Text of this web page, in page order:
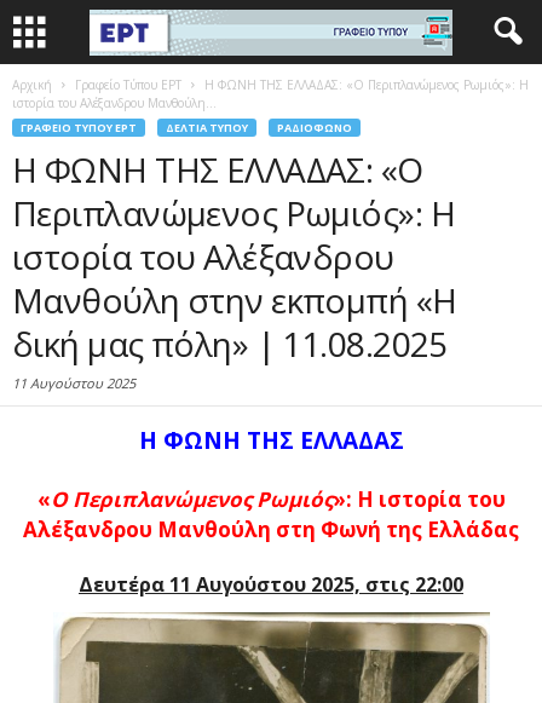
Αρχική Γραφείο Τύπου ΕΡΤ
Η ΦΩΝΗ ΤΗΣ ΕΛΛΑΔΑΣ: «Ο Περιπλανώμενος Ρωμιός»: Η
ιστορία του Αλέξανδρου Μανθούλη...
ΓΡΑΦΕΊΟ ΤΎΠΟΥ ΕΡΤ ΔΕΛΤΊΑ ΤΎΠΟΥ ΡΑΔΙΌΦΩΝΟ
Η ΦΩΝΗ ΤΗΣ ΕΛΛΑΔΑΣ: «Ο
Περιπλανώμενος Ρωμιός»: Η
ιστορία του Αλέξανδρου
Μανθούλη στην εκπομπή «Η
δική μας πόλη» | 11.08.2025
11 Αυγούστου 2025
Η ΦΩΝΗ ΤΗΣ ΕΛΛΑΔΑΣ
«Ο Περιπλανώμενος Ρωμιός»: Η ιστορία του
Αλέξανδρου Μανθούλη στη Φωνή της Ελλάδας
Δευτέρα 11 Αυγούστου 2025, στις 22:00